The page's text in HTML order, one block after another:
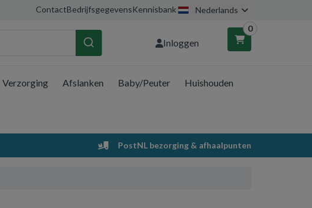
ContactBedrijfsgegevensKennisbank Nederlands
Inloggen
0
Winkelwagen
Uw winkelwagen is leeg.
Vul hem met producten.
Verzorging Afslanken Baby/Peuter Huishouden
PostNL bezorging & afhaalpunten